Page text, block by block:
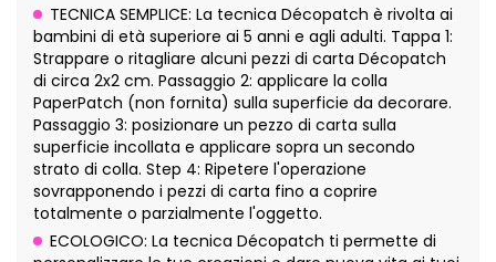
TECNICA SEMPLICE: La tecnica Décopatch è rivolta ai
bambini di età superiore ai 5 anni e agli adulti. Tappa 1:
Strappare o ritagliare alcuni pezzi di carta Décopatch
di circa 2x2 cm. Passaggio 2: applicare la colla
PaperPatch (non fornita) sulla superficie da decorare.
Passaggio 3: posizionare un pezzo di carta sulla
superficie incollata e applicare sopra un secondo
strato di colla. Step 4: Ripetere l'operazione
sovrapponendo i pezzi di carta fino a coprire
totalmente o parzialmente l'oggetto.
ECOLOGICO: La tecnica Décopatch ti permette di